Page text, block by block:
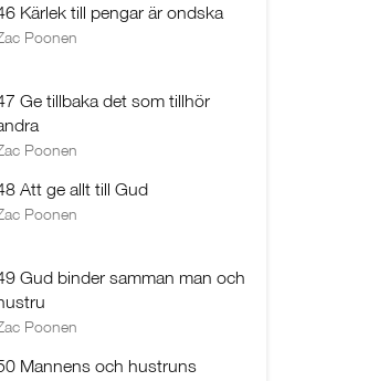
Kärlek till pengar är ondska
Poonen
Ge tillbaka det som tillhör
Poonen
Att ge allt till Gud
Poonen
Gud binder samman man och
Poonen
Mannens och hustruns